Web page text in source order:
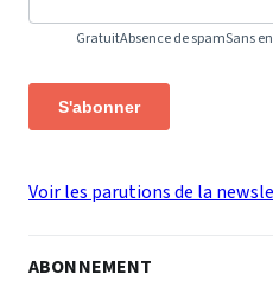
GratuitAbsence de spamSans
S'abonner
Voir les parutions de la
ABONNEMENT